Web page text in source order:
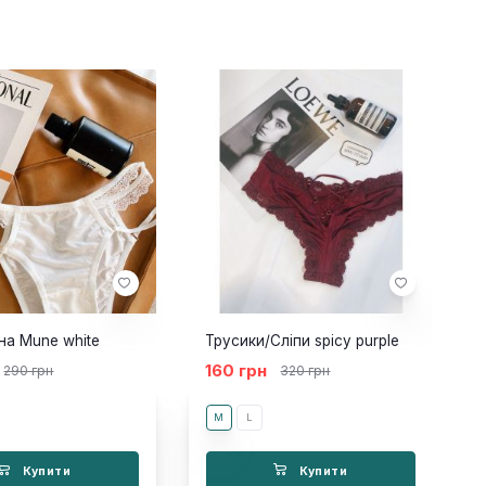
Mune white
290 грн
Купити
Трусики/Сліпи spicy purple
160 грн 320 грн
M L
Купити